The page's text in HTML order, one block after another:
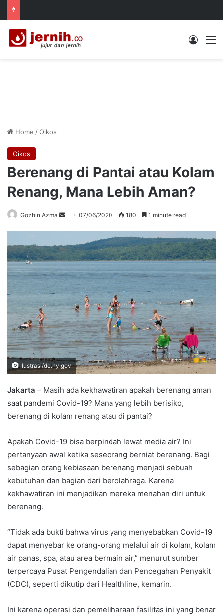
Log In
Home /Oikos
Oikos
Berenang di Pantai atau Kolam
Renang, Mana Lebih Aman?
Gozhin Azma
Send07/06/2020 180 1 minute read
Ilustrasi/de.ny.gov
Jakarta – Masih ada kekhawatiran apakah berenang aman
saat pandemi Covid-19? Mana yang lebih berisiko,
berenang di kolam renang atau di pantai?
Apakah Covid-19 bisa berpindah lewat media air? Ini
pertanyaan awal ketika seseorang berniat berenang. Bagi
sebagian orang kebiasaan berenang menjadi sebuah
kebutuhan dan bagian dari berolahraga. Karena
kekhawatiran ini menjadikan mereka menahan diri untuk
berenang.
“Tidak ada bukti bahwa virus yang menyebabkan Covid-19
dapat menyebar ke orang-orang melalui air di kolam, kolam
air panas, spa, atau area bermain air,” menurut sumber
terpercaya Pusat Pengendalian dan Pencegahan Penyakit
(CDC), seperti dikutip dari Healthline, kemarin.
Ini karena operasi dan pemeliharaan fasilitas ini yang benar